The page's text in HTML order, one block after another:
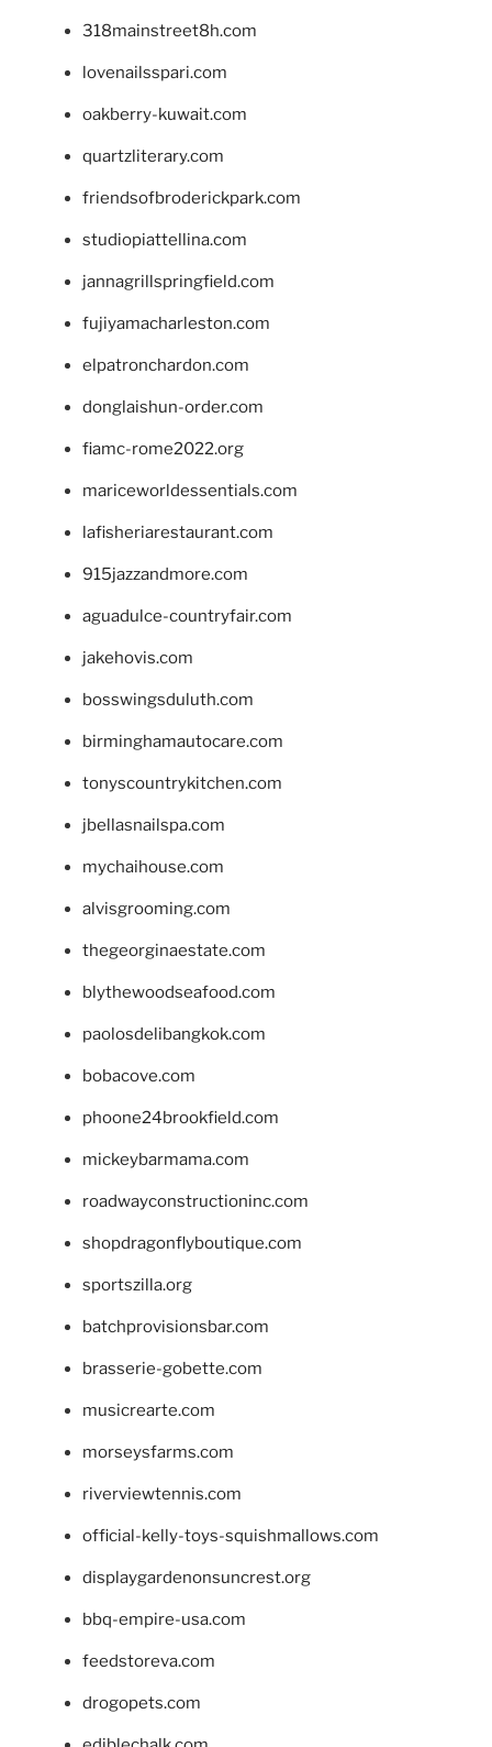
318mainstreet8h.com
lovenailsspari.com
oakberry-kuwait.com
quartzliterary.com
friendsofbroderickpark.com
studiopiattellina.com
jannagrillspringfield.com
fujiyamacharleston.com
elpatronchardon.com
donglaishun-order.com
fiamc-rome2022.org
mariceworldessentials.com
lafisheriarestaurant.com
915jazzandmore.com
aguadulce-countryfair.com
jakehovis.com
bosswingsduluth.com
birminghamautocare.com
tonyscountrykitchen.com
jbellasnailspa.com
mychaihouse.com
alvisgrooming.com
thegeorginaestate.com
blythewoodseafood.com
paolosdelibangkok.com
bobacove.com
phoone24brookfield.com
mickeybarmama.com
roadwayconstructioninc.com
shopdragonflyboutique.com
sportszilla.org
batchprovisionsbar.com
brasserie-gobette.com
musicrearte.com
morseysfarms.com
riverviewtennis.com
official-kelly-toys-squishmallows.com
displaygardenonsuncrest.org
bbq-empire-usa.com
feedstoreva.com
drogopets.com